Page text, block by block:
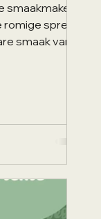
spread
smaak van